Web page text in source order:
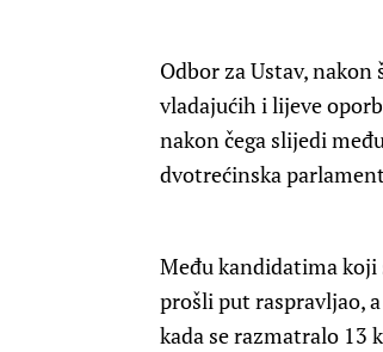
Odbor za Ustav,
vladajućih i lijeve
nakon čega slijedi
dvotrećinska
Među kandidatima koji
prošli put raspravljao,
kada se razmatralo 13